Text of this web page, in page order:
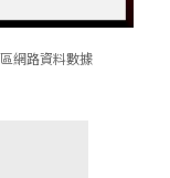
網路資料數據